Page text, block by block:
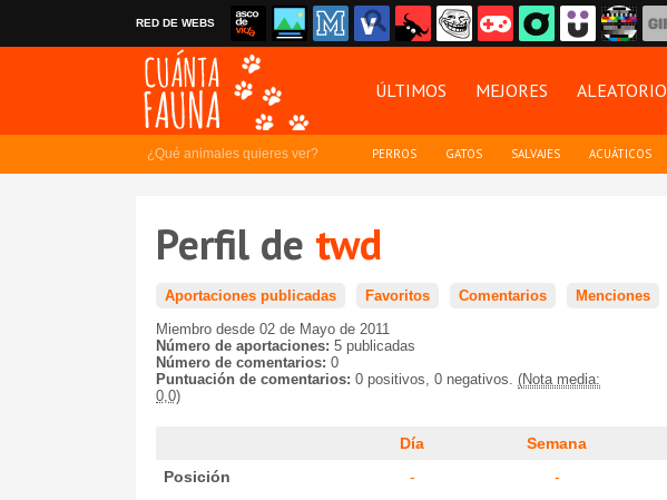
RED DE WEBS
ÚLTIMOS MEJORES ALEATORIO
¿Qué animales quieres ver? PERROS GATOS SALVAJES ACUÁTICOS
Perfil de twd
Aportaciones publicadas Favoritos Comentarios
Menciones
Miembro desde 02 de Mayo de 2011
Número de aportaciones: 5 publicadas
Número de comentarios: 0
Puntuación de comentarios: 0 positivos, 0 negativos. (Nota media:
0,0)
Día Semana
Posición
- -